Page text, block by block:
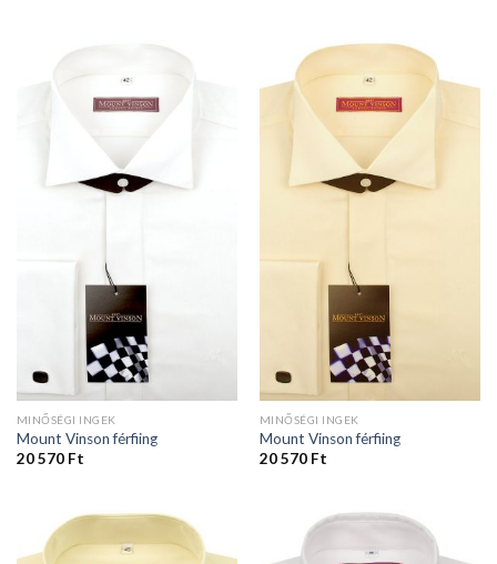
MINŐSÉGI INGEK
Mount Vinson férfiing
20 570 Ft
MINŐSÉGI INGEK
Mount Vinson férfiing
20 570 Ft